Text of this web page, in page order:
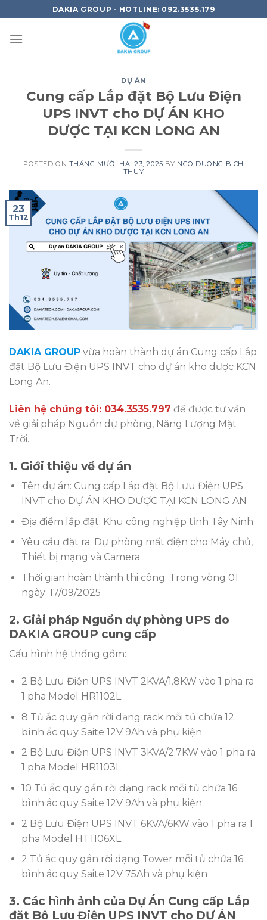
to
content
DAKIA GROUP - HOTLINE: 092.3535.179
DỰ ÁN
Cung cấp Lắp đặt Bộ Lưu Điện
UPS INVT cho DỰ ÁN KHO
DƯỢC TẠI KCN LONG AN
POSTED ON THÁNG MƯỜI HAI 23, 2025 BY NGO DUONG BICH
THUY
23
Th12
DAKIA GROUP vừa hoàn thành dự án Cung cấp Lắp
đặt Bộ Lưu Điện UPS INVT cho dự án kho dược KCN
Long An.
Liên hệ chúng tôi: 034.3535.797 để được tư vấn
về giải pháp Nguồn dự phòng, Năng Lượng Mặt
Trời.
1. Giới thiệu về dự án
Tên dự án: Cung cấp Lắp đặt Bộ Lưu Điện UPS
INVT cho DỰ ÁN KHO DƯỢC TẠI KCN LONG AN
Địa điểm lắp đặt: Khu công nghiệp tỉnh Tây Ninh
Yêu cầu đặt ra: Dự phòng mất điện cho Máy chủ,
Thiết bị mạng và Camera
Thời gian hoàn thành thi công: Trong vòng 01
ngày: 17/09/2025
2. Giải pháp Nguồn dự phòng UPS do
DAKIA GROUP cung cấp
Cấu hình hệ thống gồm:
2 Bộ Lưu Điện UPS INVT 2KVA/1.8KW vào 1 pha ra
1 pha Model HR1102L
8 Tủ ắc quy gắn rời dạng rack mỗi tủ chứa 12
bình ắc quy Saite 12V 9Ah và phụ kiện
2 Bộ Lưu Điện UPS INVT 3KVA/2.7KW vào 1 pha ra
1 pha Model HR1103L
10 Tủ ắc quy gắn rời dạng rack mỗi tủ chứa 16
bình ắc quy Saite 12V 9Ah và phụ kiện
2 Bộ Lưu Điện UPS INVT 6KVA/6KW vào 1 pha ra 1
pha Model HT1106XL
2 Tủ ắc quy gắn rời dạng Tower mỗi tủ chứa 16
bình ắc quy Saite 12V 75Ah và phụ kiện
3. Các hình ảnh của Dự Án Cung cấp Lắp
đặt Bộ Lưu Điện UPS INVT cho DỰ ÁN